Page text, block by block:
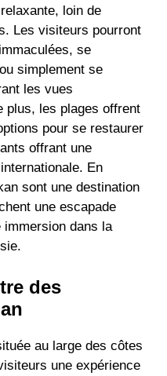
loin de
Les visiteurs pourront
se
simplement se
les vues
plus, les plages offrent
pour se restaurer
offrant une
En
sont une destination
une escapade
immersion dans la
des
au large des côtes
une expérience